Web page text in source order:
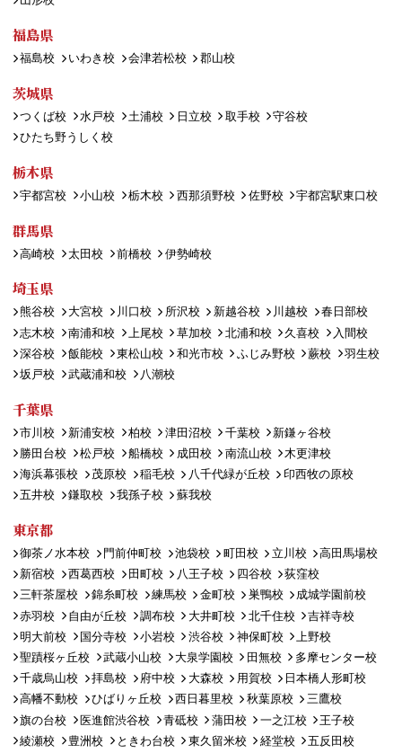
福島県
福島校 いわき校 会津若松校 郡山校
茨城県
つくば校 水戸校 土浦校 日立校 取手校
守谷校
ひたち野うしく校
栃木県
宇都宮校 小山校 栃木校 西那須野校 佐野校 宇都宮駅東口校
群馬県
高崎校 太田校 前橋校 伊勢崎校
埼玉県
熊谷校 大宮校 川口校 所沢校 新越谷校 川越校
春日部校
志木校
南浦和校 上尾校 草加校 北浦和校 久喜校
入間校
深谷校
飯能校 東松山校 和光市校 ふじみ野校 蕨校
羽生校
坂戸校
武蔵浦和校 八潮校
千葉県
市川校 新浦安校 柏校 津田沼校 千葉校
新鎌ヶ谷校
勝田台校
松戸校 船橋校 成田校 南流山校
木更津校
海浜幕張校
茂原校 稲毛校 八千代緑が丘校
印西牧の原校
五井校
鎌取校 我孫子校 蘇我校
東京都
御茶ノ水本校 門前仲町校 池袋校 町田校 立川校
高田馬場校
新宿校
西葛西校 田町校 八王子校 四谷校
荻窪校
三軒茶屋校
錦糸町校 練馬校 金町校 巣鴨校
成城学園前校
赤羽校
自由が丘校 調布校 大井町校 北千住校
吉祥寺校
明大前校
国分寺校 小岩校 渋谷校 神保町校
上野校
聖蹟桜ヶ丘校
武蔵小山校 大泉学園校 田無校
多摩センター校
千歳烏山校
拝島校 府中校 大森校 用賀校
日本橋人形町校
高幡不動校
ひばりヶ丘校 西日暮里校 秋葉原校
三鷹校
旗の台校
医進館渋谷校 青砥校 蒲田校 一之江校
王子校
綾瀬校
豊洲校 ときわ台校 東久留米校 経堂校
五反田校